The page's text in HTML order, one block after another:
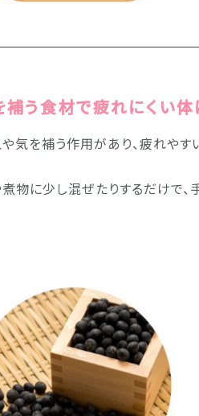
う食材で疲れにくい体
気を補う作用があり、疲れやす
物に少し混ぜたりするだけで